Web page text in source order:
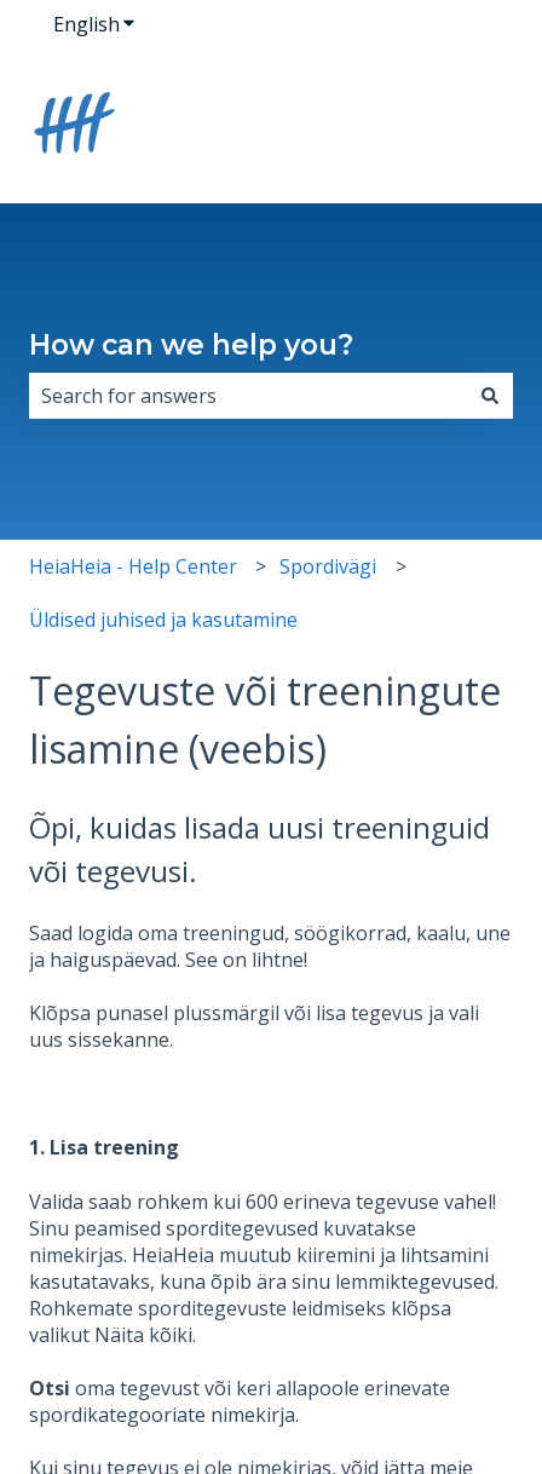
EnglishShow submenu for translations
How can we help you?
HeiaHeia - Help Center Spordivägi
Üldised juhised ja kasutamine
Tegevuste või treeningute
lisamine (veebis)
Õpi, kuidas lisada uusi treeninguid
või tegevusi.
Saad logida oma treeningud, söögikorrad, kaalu, une
ja haiguspäevad. See on lihtne!
Klõpsa punasel plussmärgil või lisa tegevus ja vali
uus sissekanne.
1. Lisa treening
Valida saab rohkem kui 600 erineva tegevuse vahel!
Sinu peamised sporditegevused kuvatakse
nimekirjas. HeiaHeia muutub kiiremini ja lihtsamini
kasutatavaks, kuna õpib ära sinu lemmiktegevused.
Rohkemate sporditegevuste leidmiseks klõpsa
valikut Näita kõiki.
Otsi oma tegevust või keri allapoole erinevate
spordikategooriate nimekirja.
Kui sinu tegevus ei ole nimekirjas, võid jätta meie